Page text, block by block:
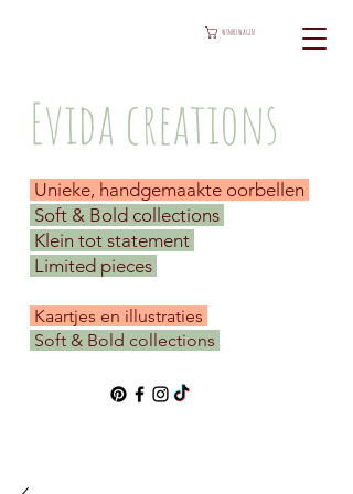
Evida creations
WINKELWAGEN
Unieke, handgemaakte oorbellen
Soft & Bold collections
Klein tot statement
Limited pieces
​ Kaartjes en illustraties
Soft & Bold collections